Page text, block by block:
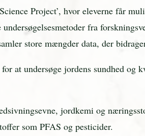
Project’, hvor eleverne får
fra
store mængder data, der
at undersøge jordens sundhed
jordkemi og
som PFAS og pesticider.